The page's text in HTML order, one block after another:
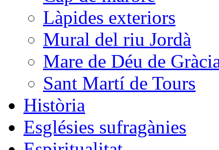
Làpides exteriors
Mural del riu Jordà
Mare de Déu de
Sant Martí de Tours
Història
Esglésies sufragànies